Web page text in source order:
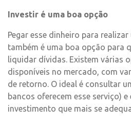
Investir é uma boa opção
Pegar esse dinheiro para
também é uma boa opção para
liquidar dívidas. Existem várias
disponíveis no mercado, com
de retorno. O ideal é consultar
bancos oferecem esse serviço)
investimento que mais se